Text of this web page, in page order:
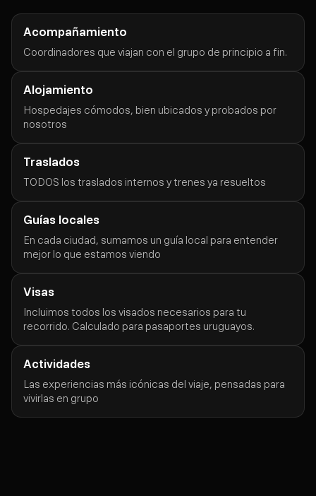
Acompañamiento
Coordinadores que viajan con el grupo de principio a fin.
Alojamiento
Hospedajes cómodos, bien ubicados y probados por
nosotros
Traslados
TODOS los traslados internos y trenes ya resueltos
Guías locales
En cada ciudad, sumamos un guía local para entender
mejor lo que estamos viendo
Visas
Incluimos todos los visados necesarios para tu
recorrido. Calculado para pasaportes uruguayos.
Actividades
Las experiencias más icónicas del viaje, pensadas para
vivirlas en grupo